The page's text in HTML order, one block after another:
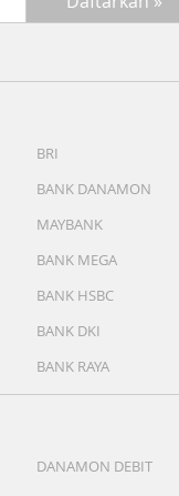
BRI
BANK DANAMON
MAYBANK
BANK MEGA
BANK HSBC
BANK DKI
BANK RAYA
DANAMON DEBIT